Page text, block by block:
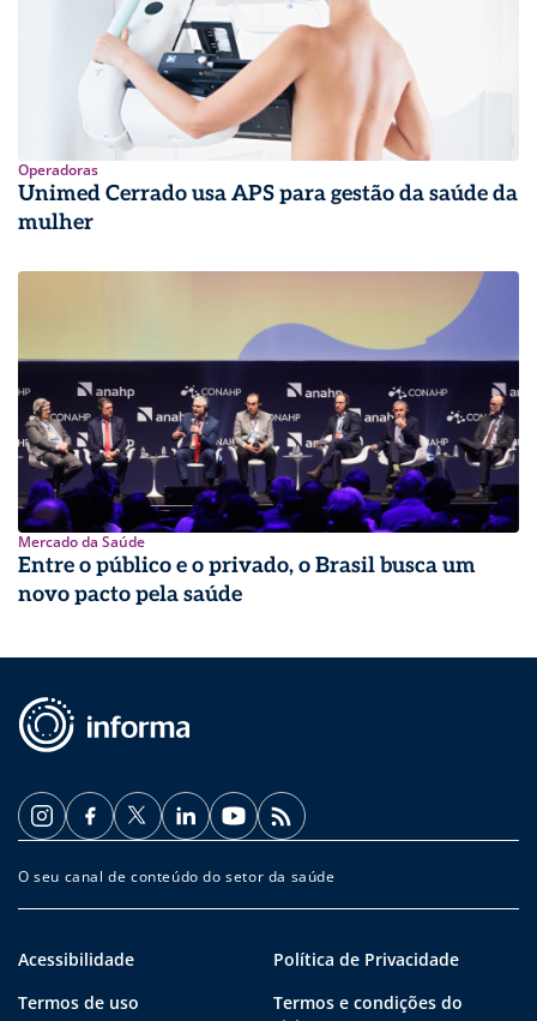
Operadoras
Unimed Cerrado usa APS para gestão da saúde da
mulher
Mercado da Saúde
Entre o público e o privado, o Brasil busca um
novo pacto pela saúde
O seu canal de conteúdo do setor da saúde
Acessibilidade
Política de Privacidade
Termos de uso
Termos e condições do